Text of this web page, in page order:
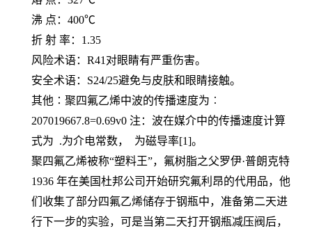
沸 点：400℃
折 射 率：1.35
风险术语：R41对眼睛有严重伤害。
安全术语：S24/25避免与皮肤和眼睛接触。
其他∶聚四氟乙烯中波的传播速度为︰
207019667.8=0.69v0 注：波在媒介中的传播速度计算
式为 .为介电常数， 为磁导率[1]。
聚四氟乙烯被称“塑料王”，氟树脂之父罗伊·普朗克特
1936 年在美国杜邦公司开始研究氟利昂的代用品，他
们收集了部分四氟乙烯储存于钢瓶中，准备第二天进
行下一步的实验，可是当第二天打开钢瓶减压阀后，